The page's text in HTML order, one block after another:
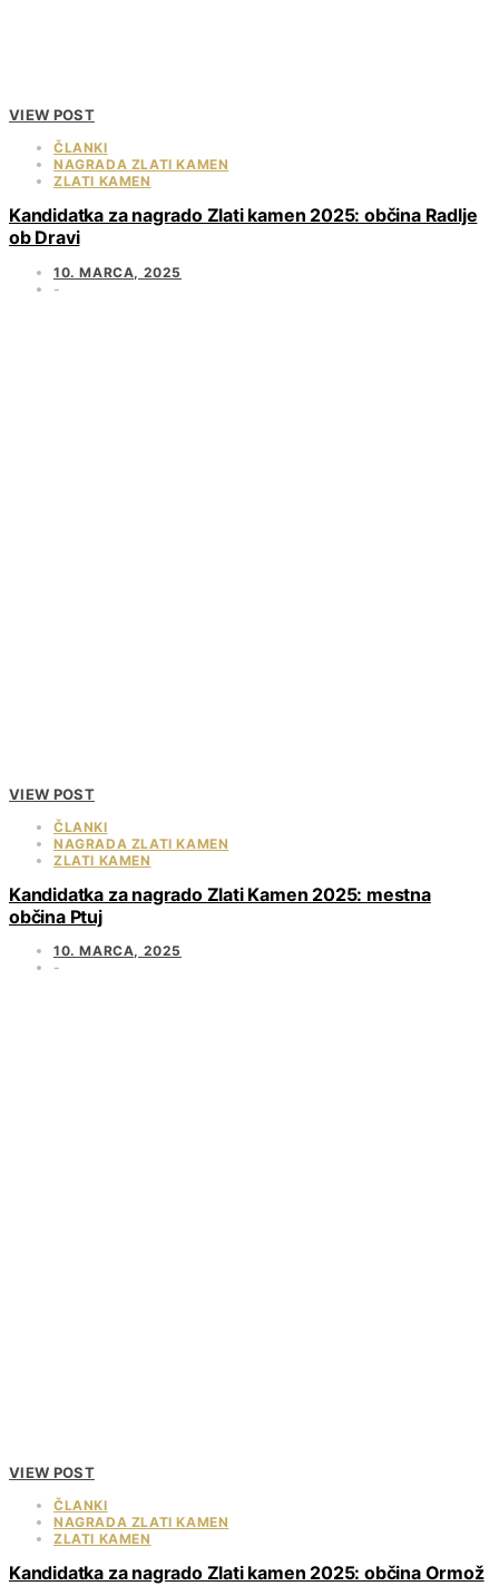
VIEW POST
ČLANKI
NAGRADA ZLATI KAMEN
ZLATI KAMEN
Kandidatka za nagrado Zlati kamen 2025: občina Radlje
ob Dravi
10. MARCA, 2025
VIEW POST
ČLANKI
NAGRADA ZLATI KAMEN
ZLATI KAMEN
Kandidatka za nagrado Zlati Kamen 2025: mestna
občina Ptuj
10. MARCA, 2025
VIEW POST
ČLANKI
NAGRADA ZLATI KAMEN
ZLATI KAMEN
Kandidatka za nagrado Zlati kamen 2025: občina Ormož